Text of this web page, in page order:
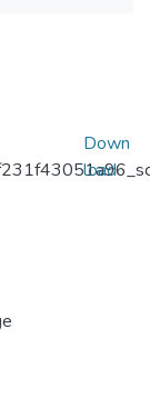
Down
load